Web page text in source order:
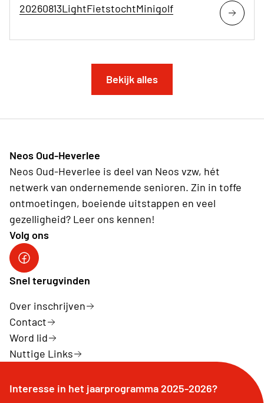
20260813LightFietstochtMinigolf
Bekijk alles
Neos Oud-Heverlee
Neos Oud-Heverlee is deel van Neos vzw, hét
netwerk van ondernemende senioren. Zin in toffe
ontmoetingen, boeiende uitstappen en veel
gezelligheid? Leer ons kennen!
Volg ons
Facebook
Snel terugvinden
Over inschrijven
Contact
Word lid
Nuttige Links
Interesse in het jaarprogramma 2025-2026?